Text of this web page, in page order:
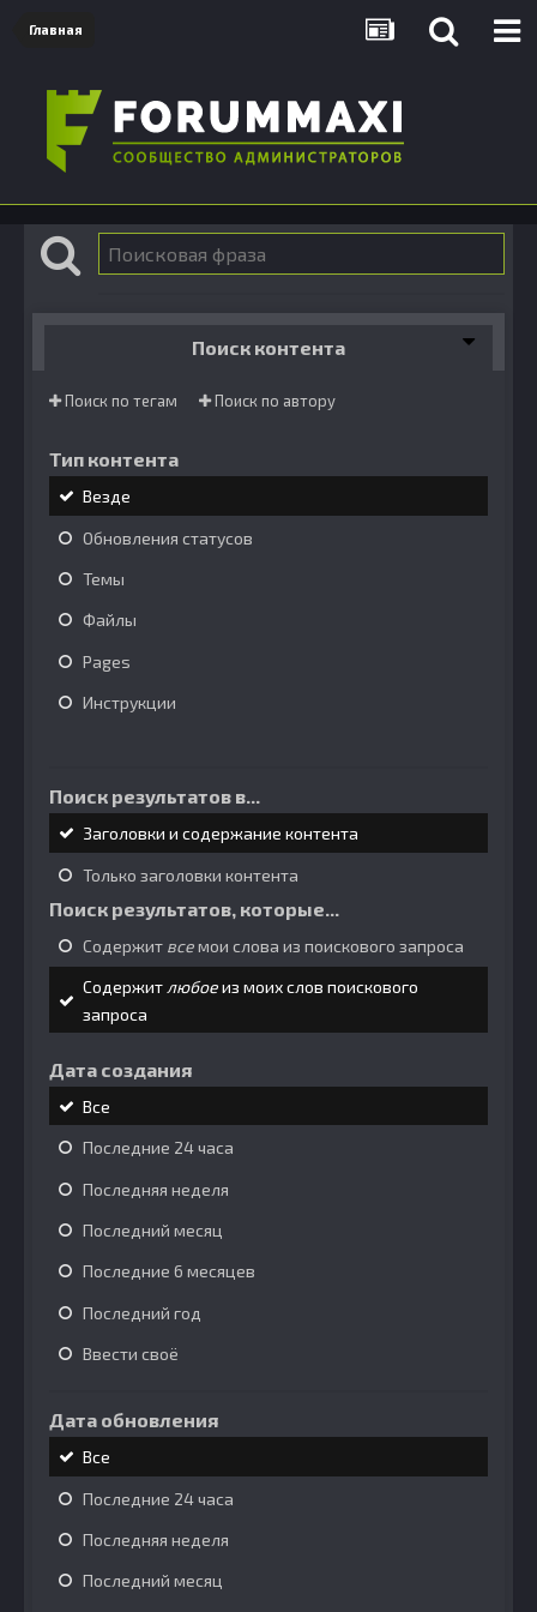
Главная
Поиск контента
Поиск по тегам Поиск по автору
Тип контента
Везде
Обновления статусов
Темы
Файлы
Pages
Инструкции
Поиск результатов в...
Заголовки и содержание контента
Только заголовки контента
Поиск результатов, которые...
Содержит всемои слова из поискового запроса
Содержитлюбоеиз моих слов поискового
запроса
Дата создания
Все
Последние 24 часа
Последняя неделя
Последний месяц
Последние 6 месяцев
Последний год
Ввести своё
Дата обновления
Все
Последние 24 часа
Последняя неделя
Последний месяц